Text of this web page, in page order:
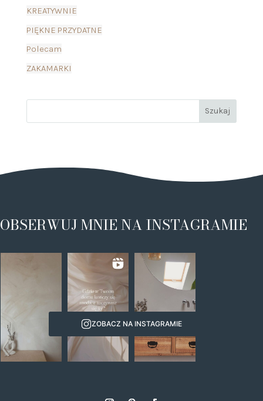
KREATYWNIE
PIĘKNE PRZYDATNE
Polecam
ZAKAMARKI
OBSERWUJ MNIE NA INSTAGRAMIE
ZOBACZ NA INSTAGRAMIE